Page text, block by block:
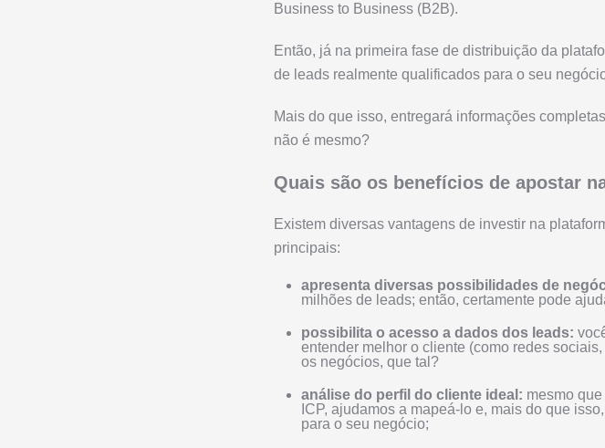
Business to Business (B2B).
Então, já na primeira fase de distribuição da
de leads realmente qualificados para o seu
Mais do que isso, entregará informações
não é mesmo?
Quais são os benefícios de apostar
Existem diversas vantagens de investir na
principais:
apresenta diversas possibilidades de
milhões de leads; então, certamente pode
possibilita o acesso a dados dos leads:
entender melhor o cliente (como redes
os negócios, que tal?
análise do perfil do cliente ideal: mesmo
ICP, ajudamos a mapeá-lo e, mais do que
para o seu negócio;